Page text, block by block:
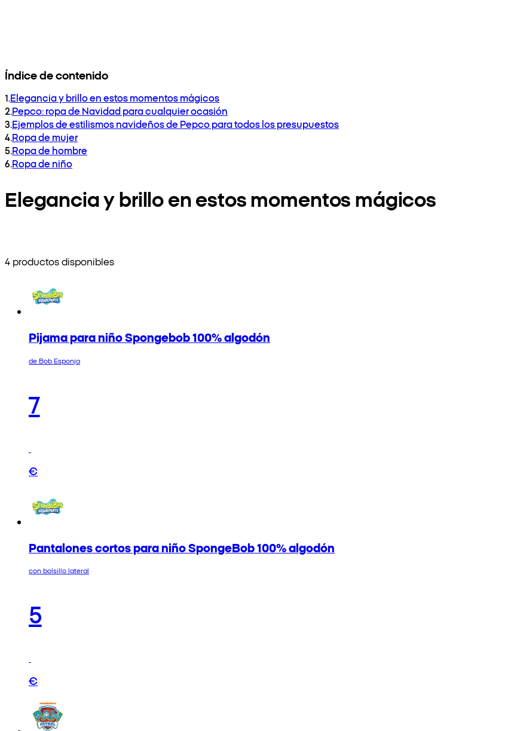
Índice de contenido
1.Elegancia y brillo en estos momentos mágicos
2.Pepco: ropa de Navidad para cualquier ocasión
3.Ejemplos de estilismos navideños de Pepco para todos los presupuestos
4.Ropa de mujer
5.Ropa de hombre
6.Ropa de niño
Elegancia y brillo en estos momentos mágicos
4 productos disponibles
Pijama para niño Spongebob 100% algodón
de Bob Esponja
7
€
Pantalones cortos para niño SpongeBob 100% algodón
con bolsillo lateral
5
€